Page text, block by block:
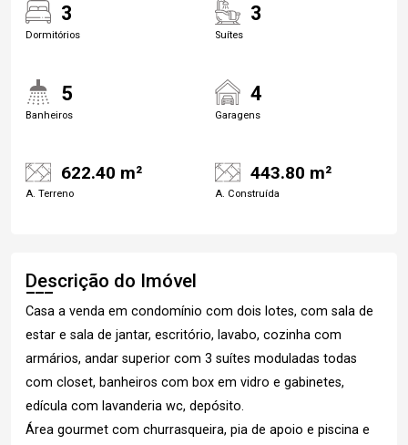
3
Dormitórios
3
Suítes
5
Banheiros
4
Garagens
622.40 m²
A. Terreno
443.80 m²
A. Construída
Descrição do Imóvel
Casa a venda em condomínio com dois lotes, com sala de
estar e sala de jantar, escritório, lavabo, cozinha com
armários, andar superior com 3 suítes moduladas todas
com closet, banheiros com box em vidro e gabinetes,
edícula com lavanderia wc, depósito.
Área gourmet com churrasqueira, pia de apoio e piscina e